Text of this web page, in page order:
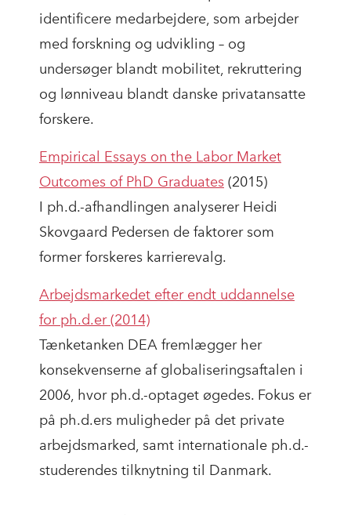
identificere medarbejdere, som arbejder
med forskning og udvikling – og
undersøger blandt mobilitet, rekruttering
og lønniveau blandt danske privatansatte
forskere.
Empirical Essays on the Labor Market
Outcomes of PhD Graduates (2015)
I ph.d.-afhandlingen analyserer Heidi
Skovgaard Pedersen de faktorer som
former forskeres karrierevalg.
Arbejdsmarkedet efter endt uddannelse
for ph.d.er (2014)
Tænketanken DEA fremlægger her
konsekvenserne af globaliseringsaftalen i
2006, hvor ph.d.-optaget øgedes. Fokus er
på ph.d.ers muligheder på det private
arbejdsmarked, samt internationale ph.d.-
studerendes tilknytning til Danmark.